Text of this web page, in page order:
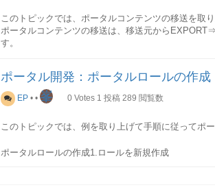
params.put("taskId", item.getExternalId());
String executionURL =
WDURLGenerator.getApplicationURL("
} catch (UWLException e) {
e.printStackTrace();
} catch (NamingException e) {
}
6.その他のiViewを作成しておく
として作成しておきます。
UWLキャッシュには有効期間があり、有効期間が切
またUWLキャッシュは下記の場合も更新されます。
でUWL Cacheを更新します。(デフォルトは1分
したりした場合、Cacheの有効期間が切れましたら
Refreshされ、UWLのUIはCacheからアイテムを再度
れます。手動的にUWLを更新する際アプリレベルのキ
UWL表示
3.ワークセットの作成を完了
ワークセットの編集4.ワークセットを編集
ページやiViewをワークセットに追加します、ワーク
フォルダを作成することができます。
6.ワークセットの編集を完了
その他
このトピックでは、ポータルコンテンツの移送を取り
ポータルコンテンツの移送は、移送元から
す。
移送元からEXPORT
概述
ポータル管理画面→システム管理タブ→移送→ナビ
①移送パッケージを新規作成
②移送パッケージに全オブジェクトを追加、エクスポ
ポータル開発：ポータルロールの作成
EP ••峯 0 Votes 1 投稿 289 閲覧数
このトピックでは、例を取り上げて手順に従ってポ
ポータルロールの作成1.ロールを新規作成